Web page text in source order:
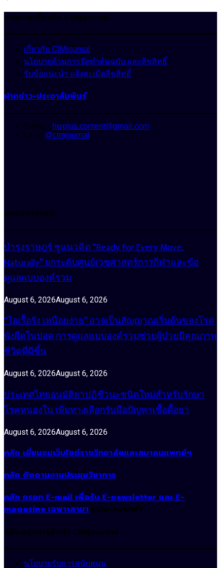
นโยบายเกี่ยวกับ CIMjournal
เกี่ยวกับ CIMjournal
นโยบายด้านการจัดทำต้นฉบับ และลิขสิทธิ์
รับข้อแนะนำ แจ้งละเมิดลิขสิทธิ์
ฝากข่าว-ประชาสัมพันธ์
E-mail : hwplus.content@gmail.com
Line : @cimjournal
บทความล่าสุด
บำรุงราษฎร์ ชูแนวคิด “Ready for Every Move,
Naturally” ยกระดับศูนย์เวชศาสตร์การกีฬาและข้อ
ดูแลแบบองค์รวม
August 6, 2026August 6, 2026
“ไอเรื้อรัง เหนื่อยง่าย” อาจเป็นสัญญาณเริ่มต้นของโรค
พังผืดในปอด การดูแลแบบองค์รวมช่วยผู้ป่วยมีคุณภาพ
ชีวิตที่ดีขึ้น
August 6, 2026August 6, 2026
ประเทศไทยอนุมัติยาปฏิชีวนะชนิดใหม่สำหรับรักษา
โรคหนองใน เพิ่มทางเลือกรับมือปัญหาเชื้อดื้อยา
August 6, 2026August 6, 2026
คลิก เยี่ยมชมเว็บไซต์ราชวิทยาลัยและสมาคมแพทย์ฯ
คลิก ติดตามงานประชุมวิชาการ
คลิก กรอก E-mail เพื่อรับ E-newsletter และ E-
magazine เฉพาะสาขา (เฉพาะแพทย์)
สนับสนุนการจัดทำ CIMjournal
นโยบายรับการสนับสนุน